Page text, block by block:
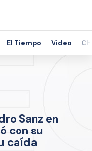
El Tiempo Video
Sanz en
con su
caída